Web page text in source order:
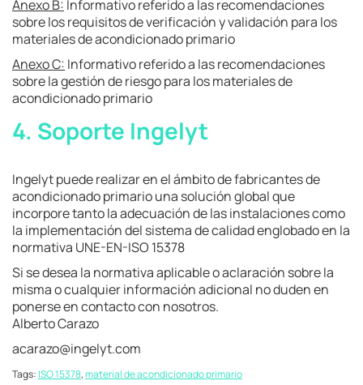
Anexo B: Informativo referido a las recomendaciones
sobre los requisitos de verificación y validación para los
materiales de acondicionado primario
Anexo C: Informativo referido a las recomendaciones
sobre la gestión de riesgo para los materiales de
acondicionado primario
4. Soporte Ingelyt
Ingelyt puede realizar en el ámbito de fabricantes de
acondicionado primario una solución global que
incorpore tanto la adecuación de las instalaciones como
la implementación del sistema de calidad englobado en la
normativa UNE-EN-ISO 15378
Si se desea la normativa aplicable o aclaración sobre la
misma o cualquier información adicional no duden en
ponerse en contacto con nosotros.
Alberto Carazo
acarazo@ingelyt.com
Tags: ISO 15378,material de acondicionado primario